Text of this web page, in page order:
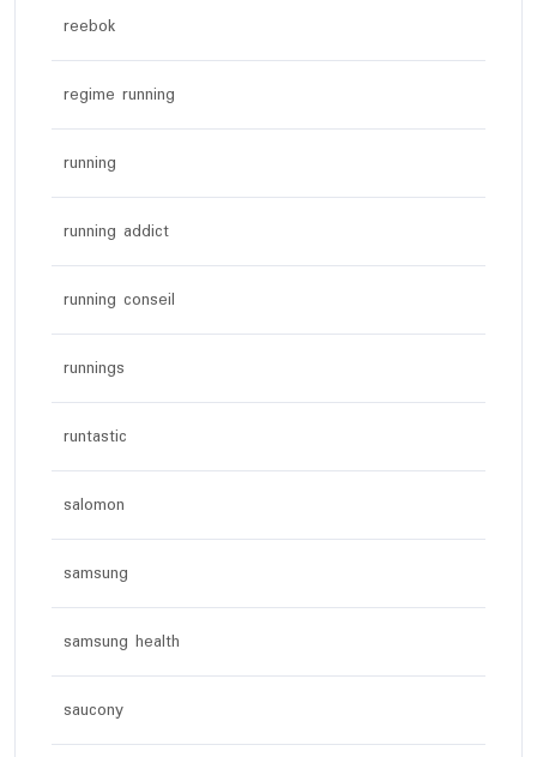
reebok
regime running
running
running addict
running conseil
runnings
runtastic
salomon
samsung
samsung health
saucony